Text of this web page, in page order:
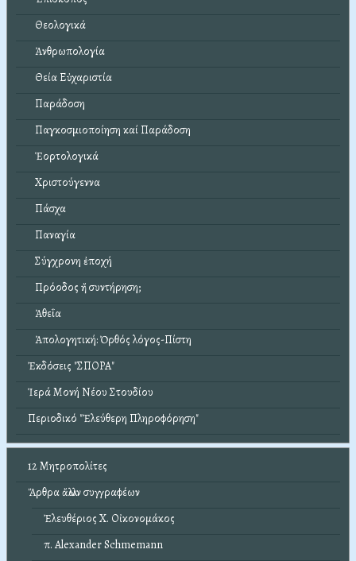
Θεολογικά
Ἀνθρωπολογία
Θεία Εὐχαριστία
Παράδοση
Παγκοσμιοποίηση καί Παράδοση
Ἑορτολογικά
Χριστούγεννα
Πάσχα
Παναγία
Σύγχρονη ἐποχή
Πρόοδος ἤ συντήρηση;
Ἀθεΐα
Ἀπολογητική: Ὀρθός λόγος-Πίστη
Ἐκδόσεις "ΣΠΟΡΑ"
Ἱερά Μονή Νέου Στουδίου
Περιοδικό "Ἐλεύθερη Πληροφόρηση"
12 Μητροπολίτες
Ἄρθρα ἄλλων συγγραφέων
Ἐλευθέριος Χ. Οἰκονομάκος
π. Alexander Schmemann